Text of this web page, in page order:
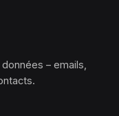
– emails,